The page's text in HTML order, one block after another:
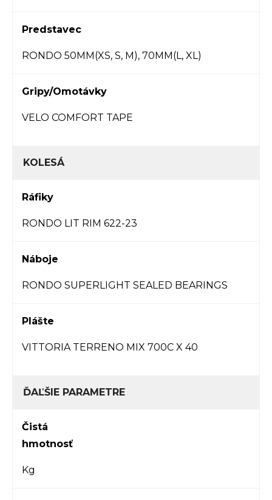
Predstavec
RONDO 50MM(XS, S, M), 70MM(L, XL)
Gripy/Omotávky
VELO COMFORT TAPE
KOLESÁ
Ráfiky
RONDO LIT RIM 622-23
Náboje
RONDO SUPERLIGHT SEALED BEARINGS
Plášte
VITTORIA TERRENO MIX 700C X 40
ĎAĽŠIE PARAMETRE
Čistá
hmotnosť
Kg